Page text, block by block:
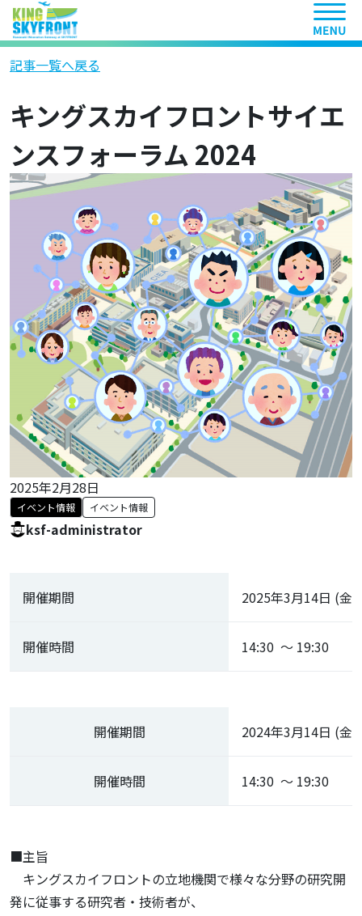
ヘッ
記事一覧へ戻る
キングスカイフロントサイエ
ンスフォーラム 2024
2025年2月28日
イベント情報 イベント情報
ksf-administrator
開催期間 2025年3月14日 (金)
開催時間 14:30 ～ 19:30
開催期間 2024年3月14日 (金)
開催時間 14:30 ～ 19:30
■主旨
キングスカイフロントの立地機関で様々な分野の研究開
発に従事する研究者・技術者が、